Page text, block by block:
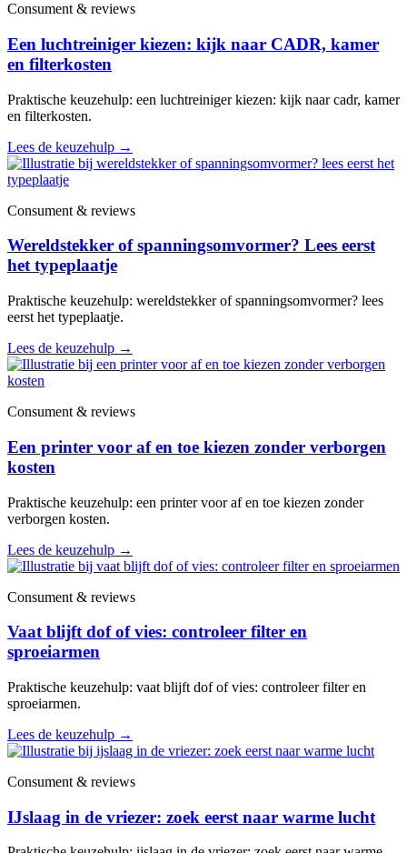
Consument & reviews
Een luchtreiniger kiezen: kijk naar CADR, kamer
en filterkosten
Praktische keuzehulp: een luchtreiniger kiezen: kijk naar cadr, kamer
en filterkosten.
Lees de keuzehulp →
Consument & reviews
Wereldstekker of spanningsomvormer? Lees eerst
het typeplaatje
Praktische keuzehulp: wereldstekker of spanningsomvormer? lees
eerst het typeplaatje.
Lees de keuzehulp →
Consument & reviews
Een printer voor af en toe kiezen zonder verborgen
kosten
Praktische keuzehulp: een printer voor af en toe kiezen zonder
verborgen kosten.
Lees de keuzehulp →
Consument & reviews
Vaat blijft dof of vies: controleer filter en
sproeiarmen
Praktische keuzehulp: vaat blijft dof of vies: controleer filter en
sproeiarmen.
Lees de keuzehulp →
Consument & reviews
IJslaag in de vriezer: zoek eerst naar warme lucht